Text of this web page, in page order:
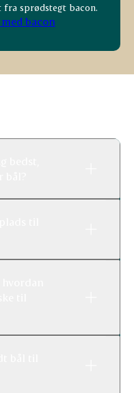
sprødstegt bacon.
bacon